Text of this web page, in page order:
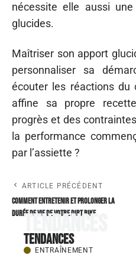
nécessite elle aussi
glucides.
Maîtriser son apport
personnaliser sa
écouter les réactions du
affine sa propre
progrès et des
la performance
par l’assiette ?
ARTICLE PRÉCÉDENT
Comment entretenir et prolonger la
durée de vie de votre dirt bike
Tendances
Tendances
ENTRAÎNEMENT